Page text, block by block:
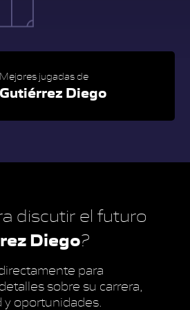
Mejores jugadas de
Gutiérrez Diego
discutir el futuro
Diego?
para
sobre su carrera,
oportunidades.